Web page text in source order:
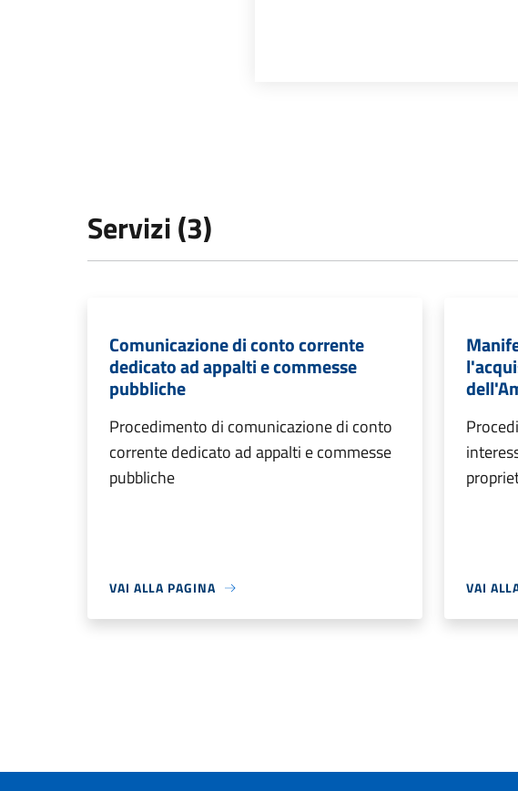
Servizi (3)
Comunicazione di conto corrente
dedicato ad appalti e commesse
pubbliche
Procedimento di comunicazione di conto
corrente dedicato ad appalti e commesse
pubbliche
VAI ALLA PAGINA VAI